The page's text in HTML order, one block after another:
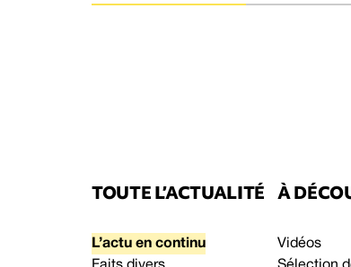
TOUTE L’ACTUALITÉ
L’actu en continu
À
Vidéos